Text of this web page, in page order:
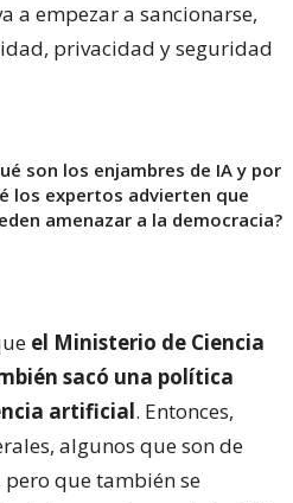
a empezar a sancionarse,
privacidad y seguridad
son los enjambres de IA y por
los expertos advierten que
amenazar a la democracia?
el Ministerio de Ciencia
sacó una política
artificial. Entonces,
algunos que son de
que también se